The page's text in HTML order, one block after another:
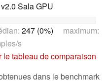
Sala GPU
247 (0%) maximum:
s
tableau de comparaison
dans le benchmark